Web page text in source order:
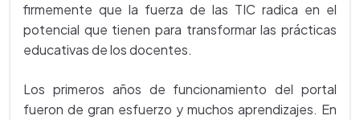
firmemente que la fuerza de las TIC radica en el
potencial que tienen para transformar las prácticas
educativas de los docentes.
Los primeros años de funcionamiento del portal
fueron de gran esfuerzo y muchos aprendizajes. En